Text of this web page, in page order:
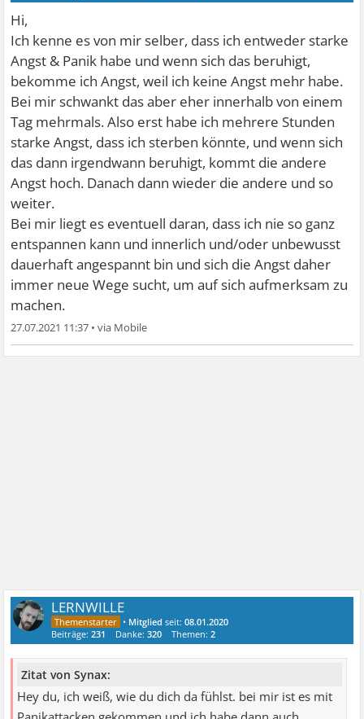
Hi,
Ich kenne es von mir selber, dass ich entweder starke
Angst & Panik habe und wenn sich das beruhigt,
bekomme ich Angst, weil ich keine Angst mehr habe.
Bei mir schwankt das aber eher innerhalb von einem
Tag mehrmals. Also erst habe ich mehrere Stunden
starke Angst, dass ich sterben könnte, und wenn sich
das dann irgendwann beruhigt, kommt die andere
Angst hoch. Danach dann wieder die andere und so
weiter.
Bei mir liegt es eventuell daran, dass ich nie so ganz
entspannen kann und innerlich und/oder unbewusst
dauerhaft angespannt bin und sich die Angst daher
immer neue Wege sucht, um auf sich aufmerksam zu
machen.
27.07.2021 11:37 •
LERNWILLE
• Mitglied seit:08.01.2020
Beiträge:231 Danke:320 Themen:2
Zitat von Synax:
Hey du, ich weiß, wie du dich da fühlst. bei mir ist es mit